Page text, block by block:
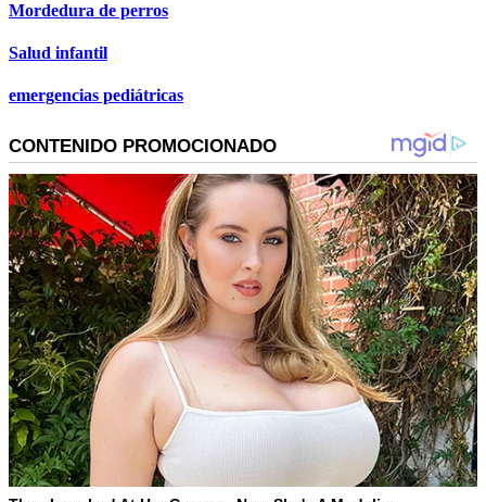
Mordedura de perros
Salud infantil
emergencias pediátricas